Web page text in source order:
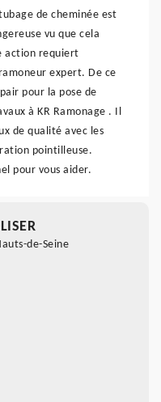
de cheminée est
vu que cela
action requiert
expert. De ce
pour la pose de
à KR Ramonage . Il
de qualité avec les
pointilleuse.
pour vous aider.
de-Seine